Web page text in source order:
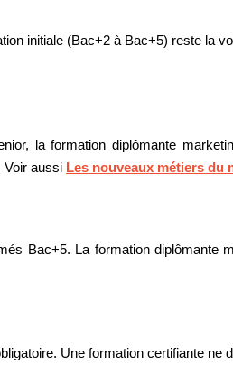
initiale (Bac+2 à Bac+5) reste la
la formation diplômante
Voir aussi Les nouveaux métiers du
Bac+5. La formation diplômante
Une formation certifiante ne